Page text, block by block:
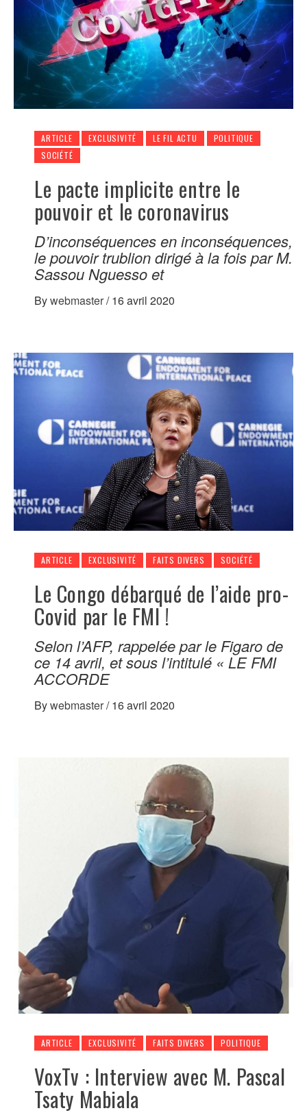
ARTICLE EXCLUSIVITÉ LE FIL ACTU
POLITIQUE
SOCIÉTÉ
Le pacte implicite entre le
pouvoir et le coronavirus
D’inconséquences en inconséquences,
le pouvoir trublion dirigé à la fois par M.
Sassou Nguesso et
Bywebmaster/ 16 avril 2020
ARTICLE EXCLUSIVITÉ FAITS DIVERS SOCIÉTÉ
Le Congo débarqué de l’aide pro-
Covid par le FMI !
Selon l’AFP, rappelée par le Figaro de
ce 14 avril, et sous l’intitulé « LE FMI
ACCORDE
Bywebmaster/ 16 avril 2020
ARTICLE EXCLUSIVITÉ FAITS DIVERS POLITIQUE
VoxTv : Interview avec M. Pascal
Tsaty Mabiala